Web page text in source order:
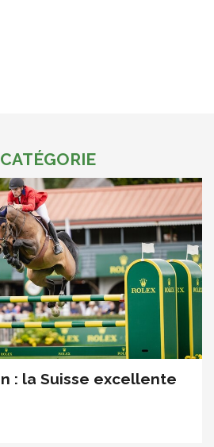
: la Suisse excellente